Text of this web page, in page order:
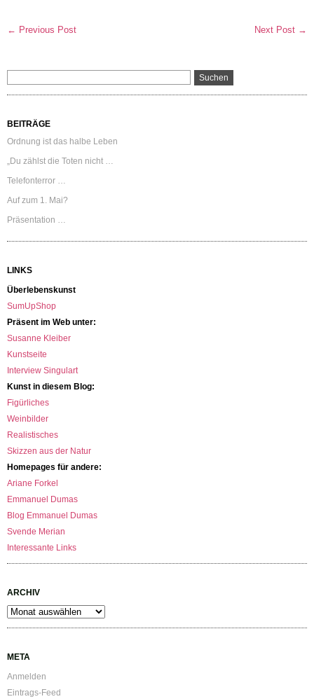
← Previous Post Next Post →
BEITRÄGE
Ordnung ist das halbe Leben
„Du zählst die Toten nicht …
Telefonterror …
Auf zum 1. Mai?
Präsentation …
LINKS
Überlebenskunst
SumUpShop
Präsent im Web unter:
Susanne Kleiber
Kunstseite
Interview Singulart
Kunst in diesem Blog:
Figürliches
Weinbilder
Realistisches
Skizzen aus der Natur
Homepages für andere:
Ariane Forkel
Emmanuel Dumas
Blog Emmanuel Dumas
Svende Merian
Interessante Links
ARCHIV
Archiv
META
Anmelden
Eintrags-Feed